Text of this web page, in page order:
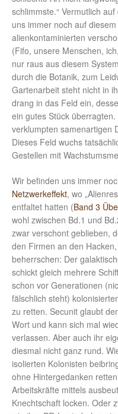
schlimmste.“ Vermutlich
uns immer noch auf
alienkontaminierten
(Fifo, unsere Menschen,
nur raus aus diesem
durch die Botanik, zum
Gartenarbeit steht nicht in
drang in das Feld ein,
ein gutes Stück
verklumpten samenartigen
Dieses Feld wuchs
Gestellen mit
Wir befinden uns immer
Netzwerkeffekt, wo
entfaltet hatten (Band 3
wohl zwischen Bd.1 und
zwar verschont geblieben,
den Firmen an den
beherrschen: Der
schickt gleich mehrere
schon vor Generationen
fälschlich steht)
zu retten. Secunit glaubt
Wort und kann sich mal
verlassen. Aber auch ihr
diesmal nicht ganz rund.
isolierten Kolonisten
ohne Hintergedanken
Arbeitskräfte mittels
Knechtschaft locken. Oder